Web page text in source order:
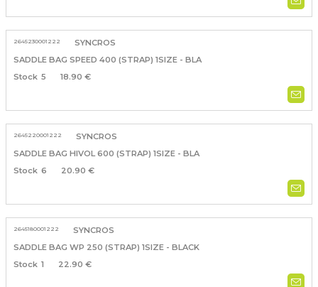
2645230001222
SYNCROS
SADDLE BAG SPEED 400 (STRAP) 1SIZE - BLA
5
18.90 €
2645220001222
SYNCROS
SADDLE BAG HIVOL 600 (STRAP) 1SIZE - BLA
6
20.90 €
2645180001222
SYNCROS
SADDLE BAG WP 250 (STRAP) 1SIZE - BLACK
1
22.90 €